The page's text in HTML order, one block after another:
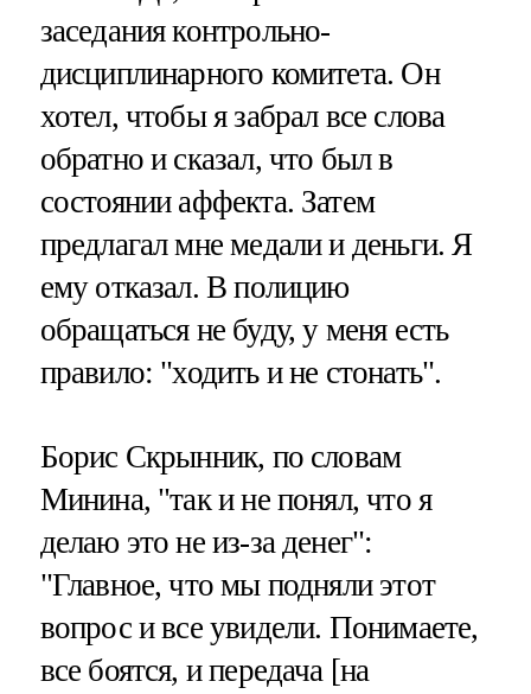
заседания контрольно-
дисциплинарного комитета. Он
хотел, чтобы я забрал все слова
обратно и сказал, что был в
состоянии аффекта. Затем
предлагал мне медали и деньги. Я
ему отказал. В полицию
обращаться не буду, у меня есть
правило: "ходить и не стонать".
Борис Скрынник, по словам
Минина, "так и не понял, что я
делаю это не из-за денег":
"Главное, что мы подняли этот
вопрос и все увидели. Понимаете,
все боятся, и передача [на